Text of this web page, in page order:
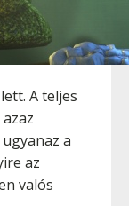
A teljes
a
az
valós